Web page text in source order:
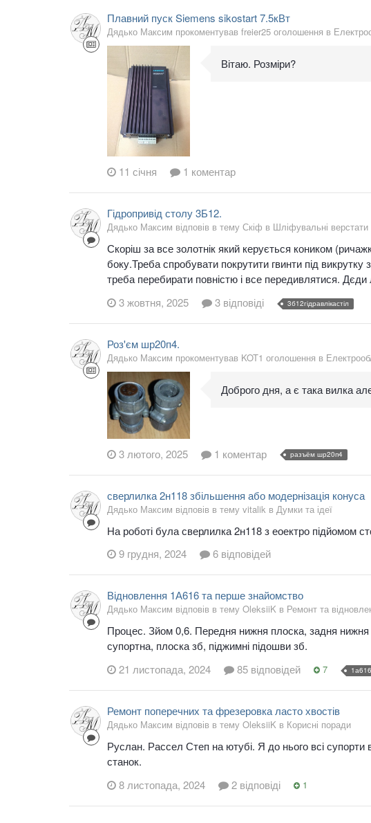
Плавний пуск Siemens sikostart 7.5кВт
Дядько Максим прокоментував freier25 оголошення в
Вітаю. Розміри?
11 січня 1 коментар
Гідропривід столу 3Б12.
Дядько Максим відповів в тему Скіф в Шліфувальні верстати
Скоріш за все золотнік який керується коником
боку.Треба спробувати покрутити гвинти під викрутку
треба перебирати повністю і все передивлятися.
3 жовтня, 2025
3 відповіді 3б12гідравлікастіл
Роз'єм шр20п4.
Дядько Максим прокоментував KOT1 оголошення в
Доброго дня, а є така вилка
3 лютого, 2025 1 коментар разъём шр20п4
сверлилка 2н118 збільшення або модернізація конуса
Дядько Максим відповів в тему vitalik в Думки та ідеї
На роботі була сверлилка 2н118 з еоектро підйомом
9 грудня, 2024
6 відповідей
Відновлення 1А616 та перше знайомство
Дядько Максим відповів в тему OleksiiK в Ремонт та
Процес. Зйом 0,6. Передня нижня плоска, задня
супортна, плоска зб, піджимні підошви зб.
21 листопада, 2024
85 відповідей 7 1а616
Ремонт поперечних та фрезеровка ласто хвостів
Дядько Максим відповів в тему OleksiiK в Корисні поради
Руслан. Рассел Степ на ютубі. Я до нього всі супорти
станок.
8 листопада, 2024
2 відповіді 1